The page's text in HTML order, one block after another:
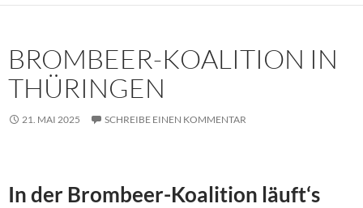
BROMBEER-KOALITION IN
THÜRINGEN
21. MAI 2025 SCHREIBE EINEN KOMMENTAR
In der Brombeer-Koalition läuft‘s